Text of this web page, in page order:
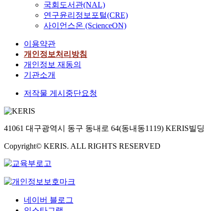
국회도서관(NAL)
연구윤리정보포털(CRE)
사이언스온 (ScienceON)
이용약관
개인정보처리방침
개인정보 재동의
기관소개
저작물 게시중단요청
41061 대구광역시 동구 동내로 64(동내동1119) KERIS빌딩
Copyright© KERIS. ALL RIGHTS RESERVED
네이버 블로그